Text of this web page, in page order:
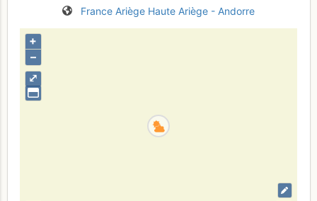
France Ariège Haute Ariège - Andorre
⤢
+
–